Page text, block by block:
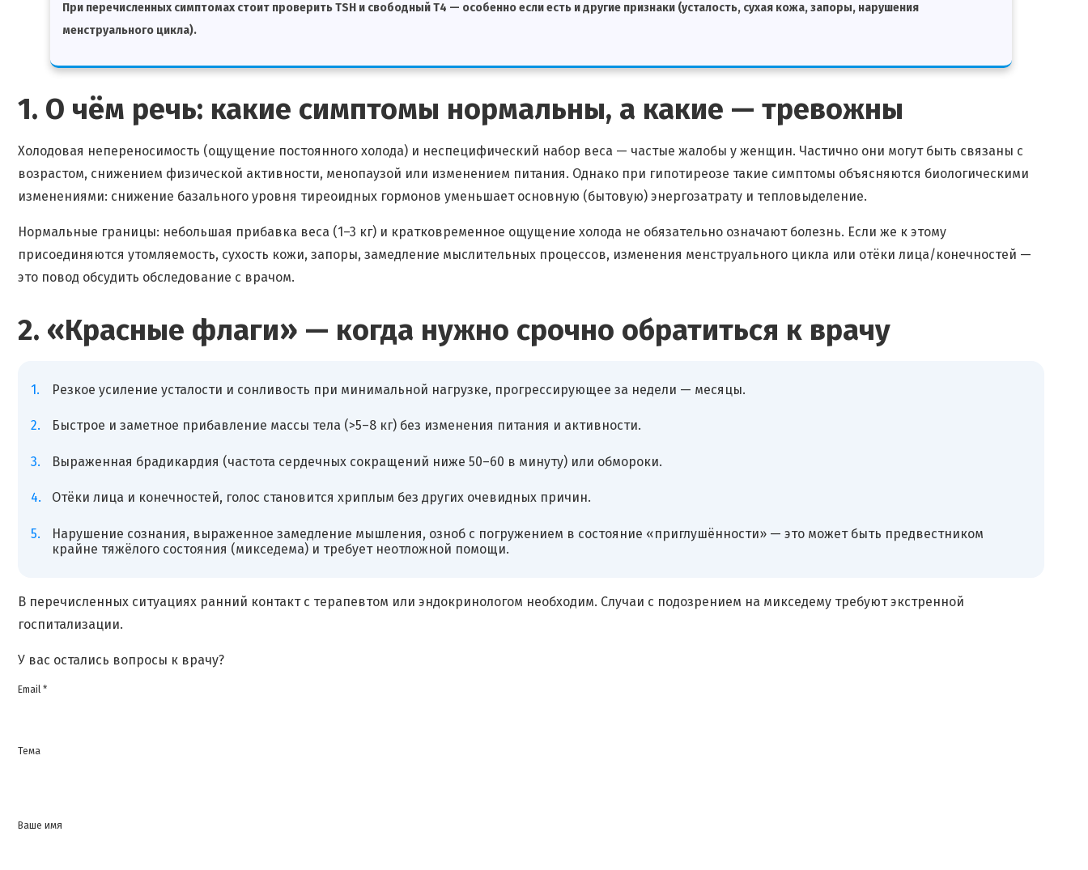
При перечисленных симптомах стоит проверить TSH и свободный Т4 — особенно если есть и другие признаки (усталость, сухая кожа, запоры, нарушения
менструального цикла).
1. О чём речь: какие симптомы нормальны, а какие — тревожны
Холодовая непереносимость (ощущение постоянного холода) и неспецифический набор веса — частые жалобы у женщин. Частично они могут быть связаны с
возрастом, снижением физической активности, менопаузой или изменением питания. Однако при гипотиреозе такие симптомы объясняются биологическими
изменениями: снижение базального уровня тиреоидных гормонов уменьшает основную (бытовую) энергозатрату и тепловыделение.
Нормальные границы: небольшая прибавка веса (1–3 кг) и кратковременное ощущение холода не обязательно означают болезнь. Если же к этому
присоединяются утомляемость, сухость кожи, запоры, замедление мыслительных процессов, изменения менструального цикла или отёки лица/конечностей —
это повод обсудить обследование с врачом.
2. «Красные флаги» — когда нужно срочно обратиться к врачу
Резкое усиление усталости и сонливость при минимальной нагрузке, прогрессирующее за недели — месяцы.
Быстрое и заметное прибавление массы тела (>5–8 кг) без изменения питания и активности.
Выраженная брадикардия (частота сердечных сокращений ниже 50–60 в минуту) или обмороки.
Отёки лица и конечностей, голос становится хриплым без других очевидных причин.
Нарушение сознания, выраженное замедление мышления, озноб с погружением в состояние «приглушённости» — это может быть предвестником
крайне тяжёлого состояния (микседема) и требует неотложной помощи.
В перечисленных ситуациях ранний контакт с терапевтом или эндокринологом необходим. Случаи с подозрением на микседему требуют экстренной
госпитализации.
У вас остались вопросы к врачу?
Email *
Тема
Ваше имя